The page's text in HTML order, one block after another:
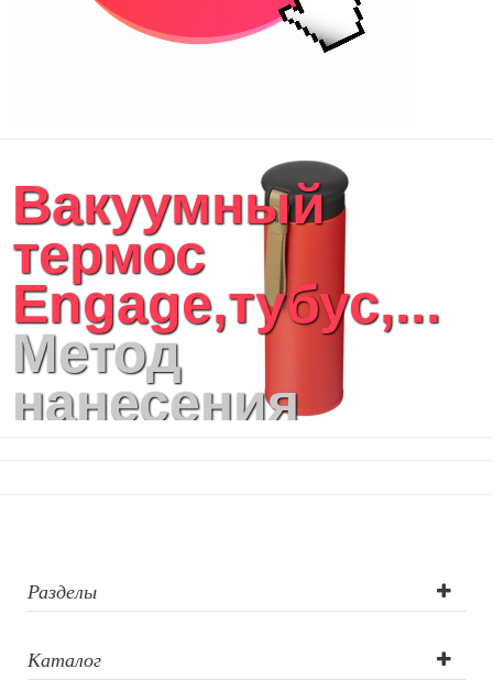
Вакуумный
термос
Engage,тубус,...
Метод
нанесения
УФ DTF печать,
Гравировка
Разделы
Каталог